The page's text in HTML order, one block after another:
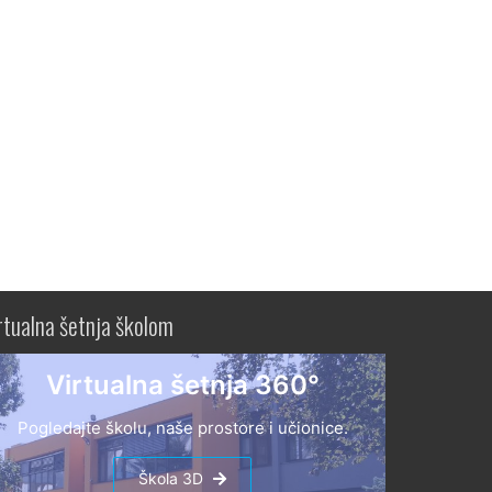
šetnja školom
Virtualna šetnja 360°
Pogledajte školu, naše prostore i učionice.
Škola 3D